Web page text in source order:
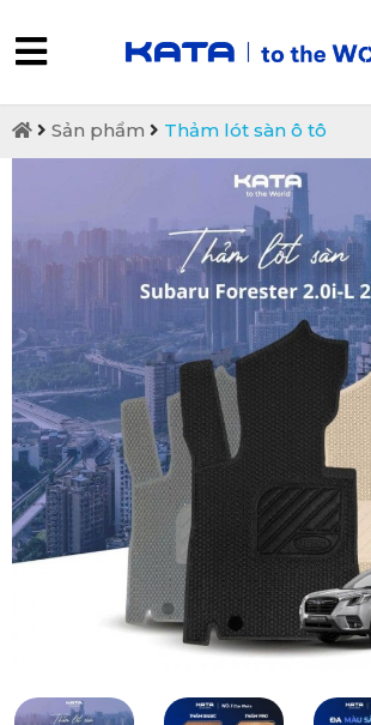
Sản phẩm Thảm lót sàn ô tô